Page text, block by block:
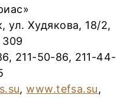
ул. Худякова, 18/2,
211-50-86, 211-44-
,www.tefsa.su,